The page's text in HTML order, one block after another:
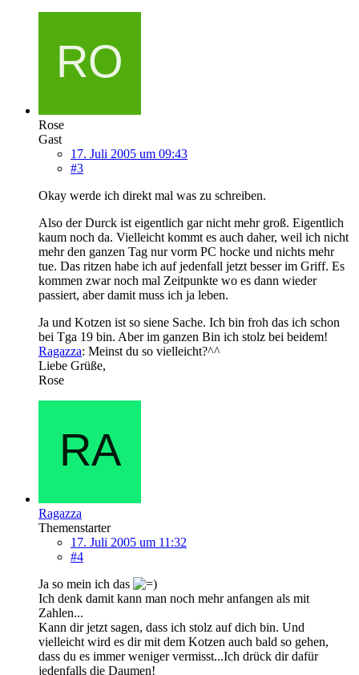
Rose
Gast
17. Juli 2005 um 09:43
#3
Okay werde ich direkt mal was zu schreiben.
Also der Durck ist eigentlich gar nicht mehr groß. Eigentlich
kaum noch da. Vielleicht kommt es auch daher, weil ich nicht
mehr den ganzen Tag nur vorm PC hocke und nichts mehr
tue. Das ritzen habe ich auf jedenfall jetzt besser im Griff. Es
kommen zwar noch mal Zeitpunkte wo es dann wieder
passiert, aber damit muss ich ja leben.
Ja und Kotzen ist so siene Sache. Ich bin froh das ich schon
bei Tga 19 bin. Aber im ganzen Bin ich stolz bei beidem!
Ragazza: Meinst du so vielleicht?^^
Liebe Grüße,
Rose
Ragazza
Themenstarter
17. Juli 2005 um 11:32
#4
Ja so mein ich das
Ich denk damit kann man noch mehr anfangen als mit
Zahlen...
Kann dir jetzt sagen, dass ich stolz auf dich bin. Und
vielleicht wird es dir mit dem Kotzen auch bald so gehen,
dass du es immer weniger vermisst...Ich drück dir dafür
jedenfalls die Daumen!